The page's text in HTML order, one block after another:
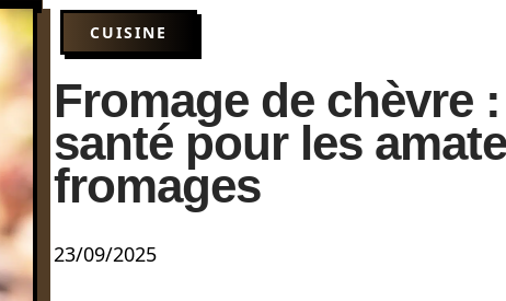
CUISINE
Fromage de chèvre
santé pour les
fromages
23/09/2025